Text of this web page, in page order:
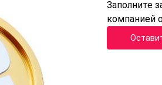
Заполните
компанией